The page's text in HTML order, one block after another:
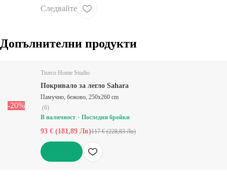
Следвайте
Допълнителни продукти
-20%
Tiseco Home Studio
Покривало за легло Sahara
Памучно, бежово, 250x260 cm
(6)
В наличност
Последни бройки
93 € (181,89 Лв)117 € (228,83 Лв)